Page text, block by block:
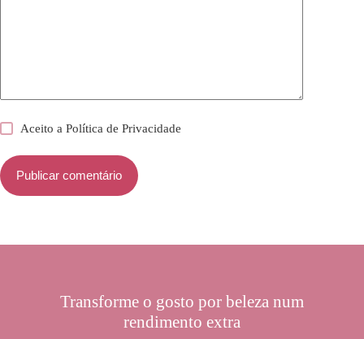
Aceito aPolítica de Privacidade
Publicar comentário
Transforme o gosto por beleza num
rendimento extra